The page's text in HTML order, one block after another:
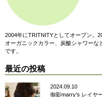
2004年にTRITNITYとしてオープン。
オーガニックカラー、炭酸シャワー
です。
最近の投稿
2024.09.10
御影marry’s レイヤ